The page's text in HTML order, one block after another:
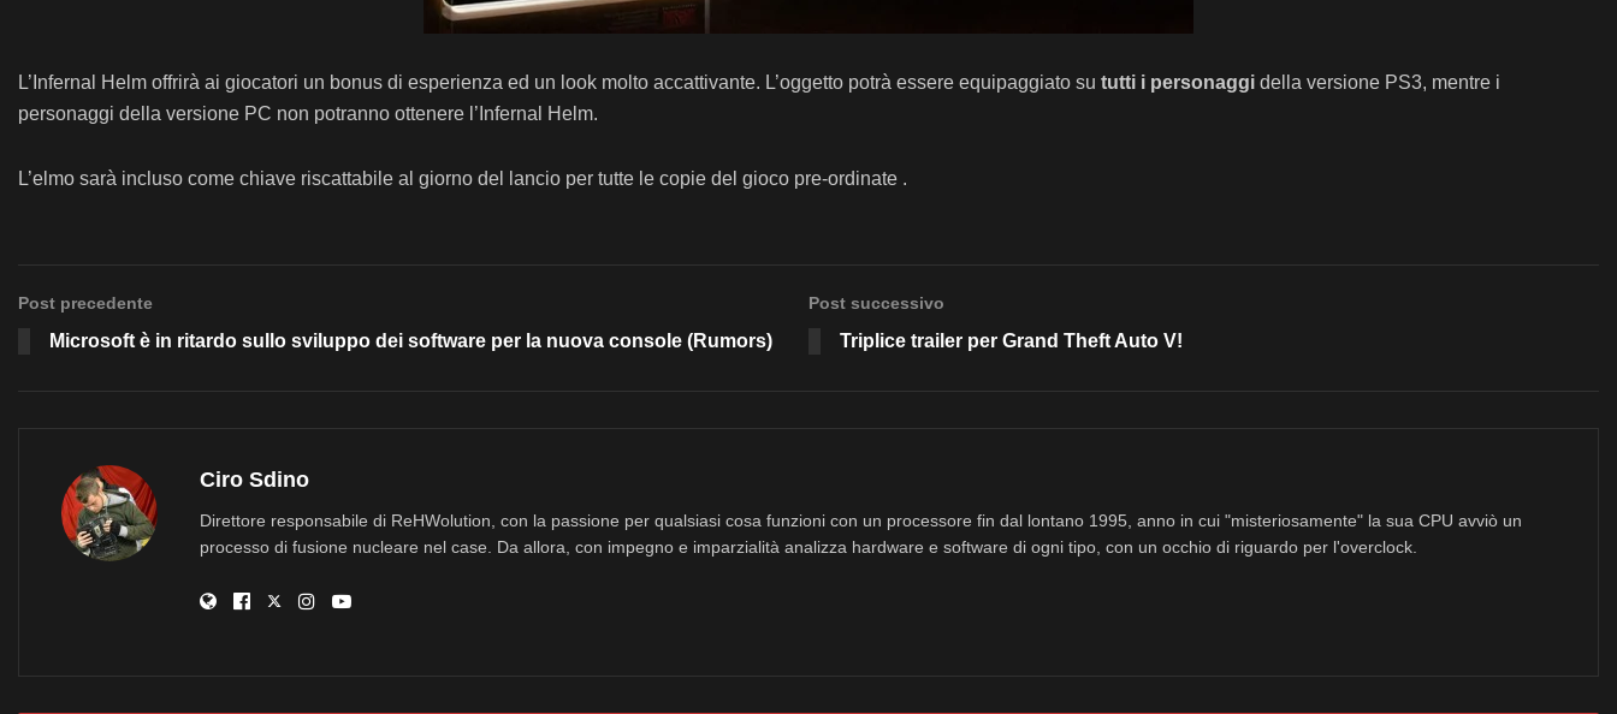
L’Infernal Helm offrirà ai giocatori un bonus di esperienza ed un look molto accattivante. L’oggetto potrà essere equipaggiato su tutti i personaggi della versione PS3, mentre i
personaggi della versione PC non potranno ottenere l’Infernal Helm.
L’elmo sarà incluso come chiave riscattabile al giorno del lancio per tutte le copie del gioco pre-ordinate .
Post precedente
Microsoft è in ritardo sullo sviluppo dei software per la nuova console (Rumors)
Post successivo
Triplice trailer per Grand Theft Auto V!
Ciro Sdino
Direttore responsabile di ReHWolution, con la passione per qualsiasi cosa funzioni con un processore fin dal lontano 1995, anno in cui "misteriosamente" la sua CPU avviò un
processo di fusione nucleare nel case. Da allora, con impegno e imparzialità analizza hardware e software di ogni tipo, con un occhio di riguardo per l'overclock.